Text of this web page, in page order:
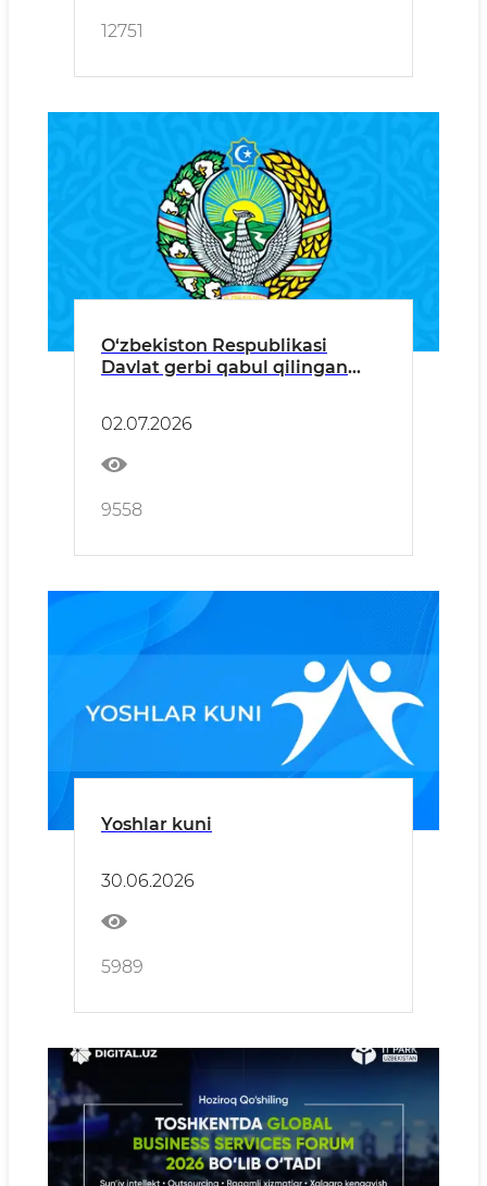
12751
O‘zbekiston Respublikasi
Davlat gerbi qabul qilingan
02.07.2026
9558
Yoshlar kuni
30.06.2026
5989